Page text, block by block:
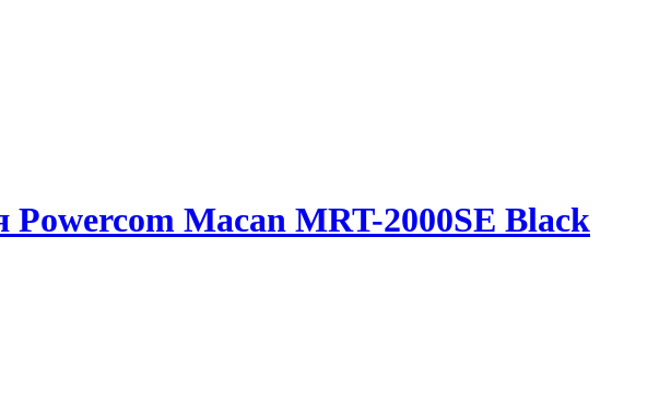
Powercom Macan MRT-2000SE Black